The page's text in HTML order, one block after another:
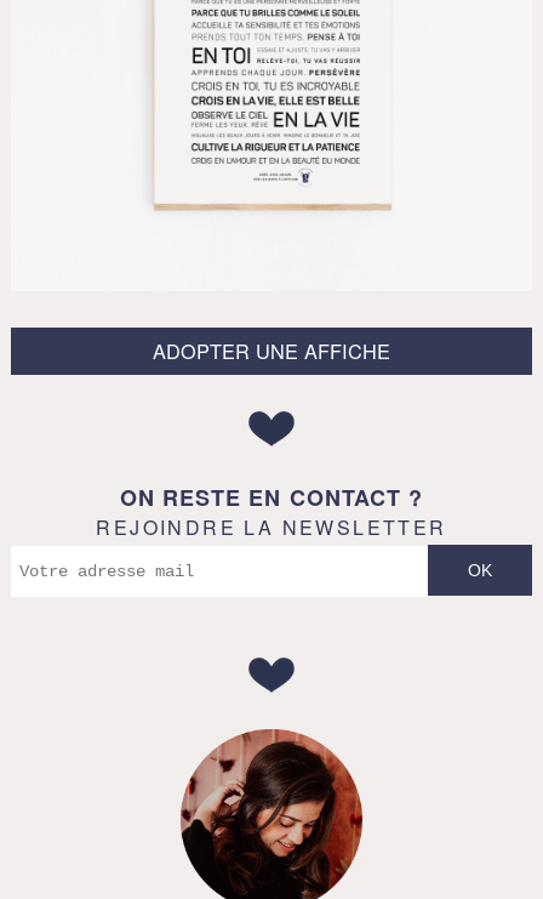
ADOPTER UNE AFFICHE
ON RESTE EN CONTACT ?
REJOINDRE LA NEWSLETTER